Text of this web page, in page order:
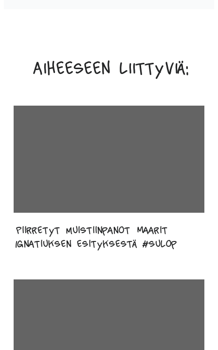
Aiheeseen liittyviä:
Piirretyt muistiinpanot Maarit
Ignatiuksen esityksestä #sulop